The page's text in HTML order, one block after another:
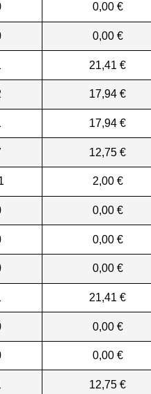
0,00 €
0,00 €
21,41 €
17,94 €
17,94 €
12,75 €
2,00 €
0,00 €
0,00 €
0,00 €
21,41 €
0,00 €
0,00 €
12,75 €